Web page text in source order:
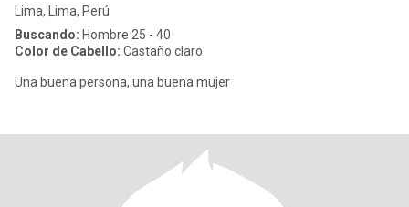
Lima, Lima, Perú
Buscando: Hombre 25 - 40
Color de Cabello: Castaño claro
Una buena persona, una buena mujer